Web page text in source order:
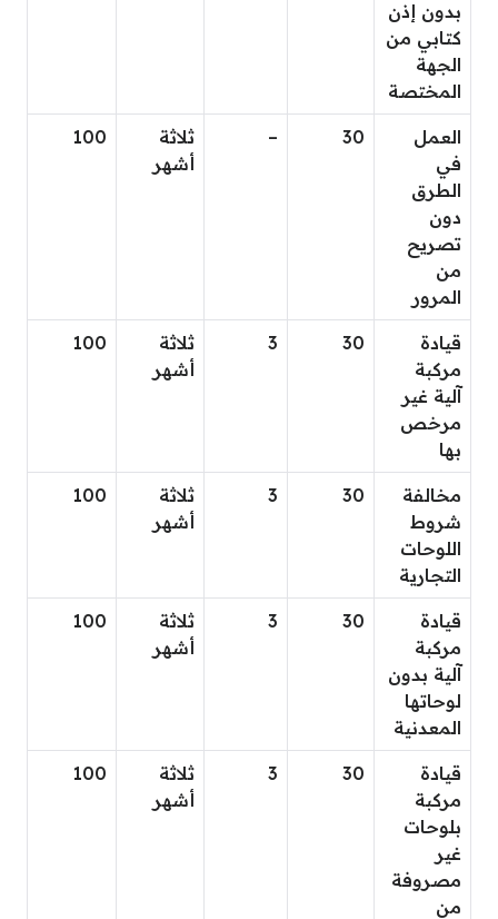
بدون إذن
كتابي من
الجهة
المختصة
العمل
في
الطرق
دون
تصريح
من
المرور
30
–
ثلاثة
أشهر
100
قيادة
مركبة
آلية غير
مرخص
بها
30
3
ثلاثة
أشهر
100
مخالفة
شروط
اللوحات
التجارية
30
3
ثلاثة
أشهر
100
قيادة
مركبة
آلية بدون
لوحاتها
المعدنية
30
3
ثلاثة
أشهر
100
قيادة
مركبة
بلوحات
غير
مصروفة
من
30
3
ثلاثة
أشهر
100